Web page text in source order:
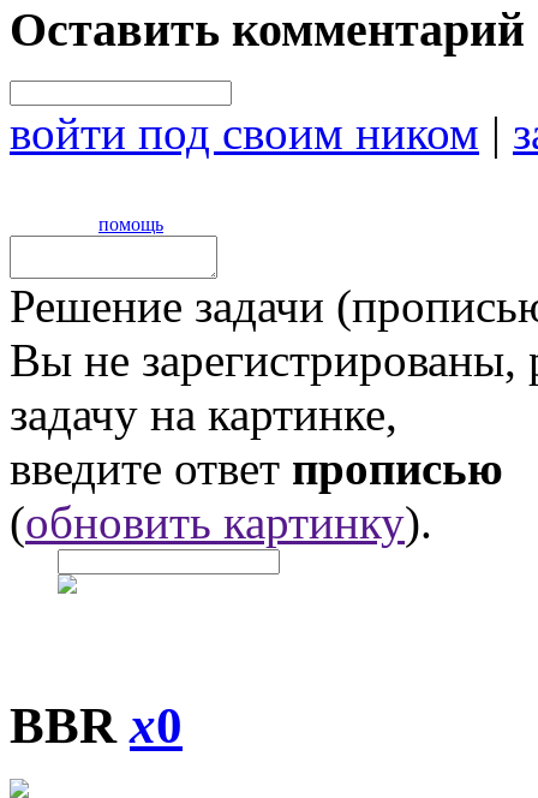
Оставить комментарий
войти под своим ником |
помощь
Решение задачи
Вы не
задачу на картинке,
введите ответ прописью
(обновить картинку).
BBRx0